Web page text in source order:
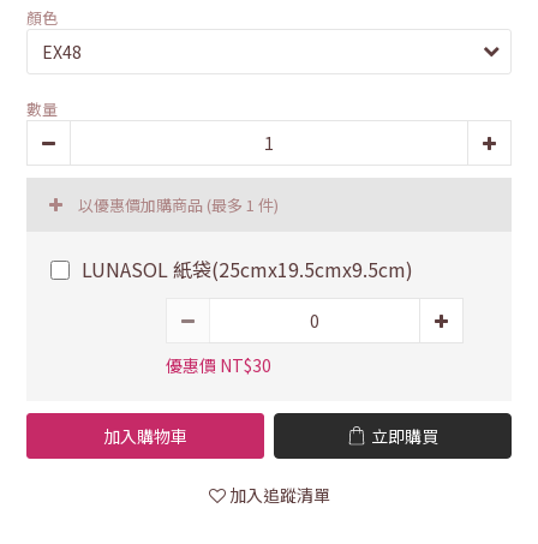
顏色
數量
以優惠價加購商品 (最多 1 件)
LUNASOL 紙袋(25cmx19.5cmx9.5cm)
優惠價 NT$30
加入購物車 立即購買
加入追蹤清單